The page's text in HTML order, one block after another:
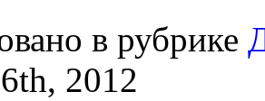
в рубрике
2012